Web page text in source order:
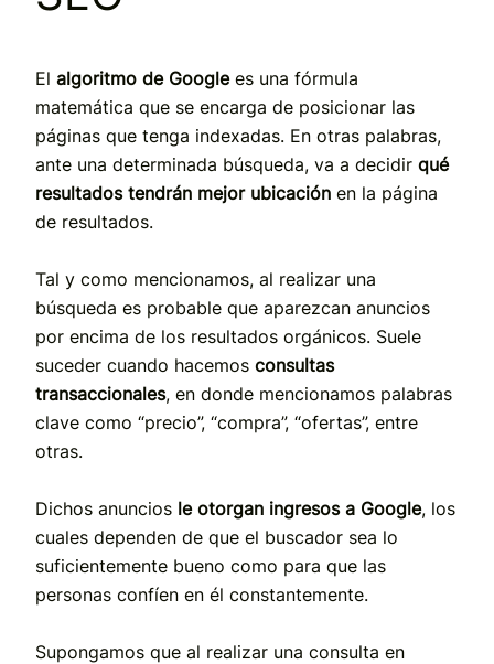
El algoritmo de Googlees una fórmula
matemática que se encarga de posicionar las
páginas que tenga indexadas. En otras palabras,
ante una determinada búsqueda, va a decidir qué
resultados tendrán mejor ubicación en la página
de resultados.
Tal y como mencionamos, al realizar una
búsqueda es probable que aparezcan anuncios
por encima de los resultados orgánicos. Suele
suceder cuando hacemos consultas
transaccionales, en donde mencionamos palabras
clave como “precio”, “compra”, “ofertas”, entre
otras.
Dichos anuncios le otorgan ingresos a Google, los
cuales dependen de que el buscador sea lo
suficientemente bueno como para que las
personas confíen en él constantemente.
Supongamos que al realizar una consulta en